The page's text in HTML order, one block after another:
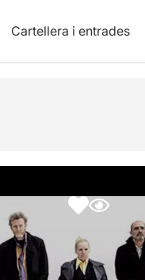
Cartellera i entrades